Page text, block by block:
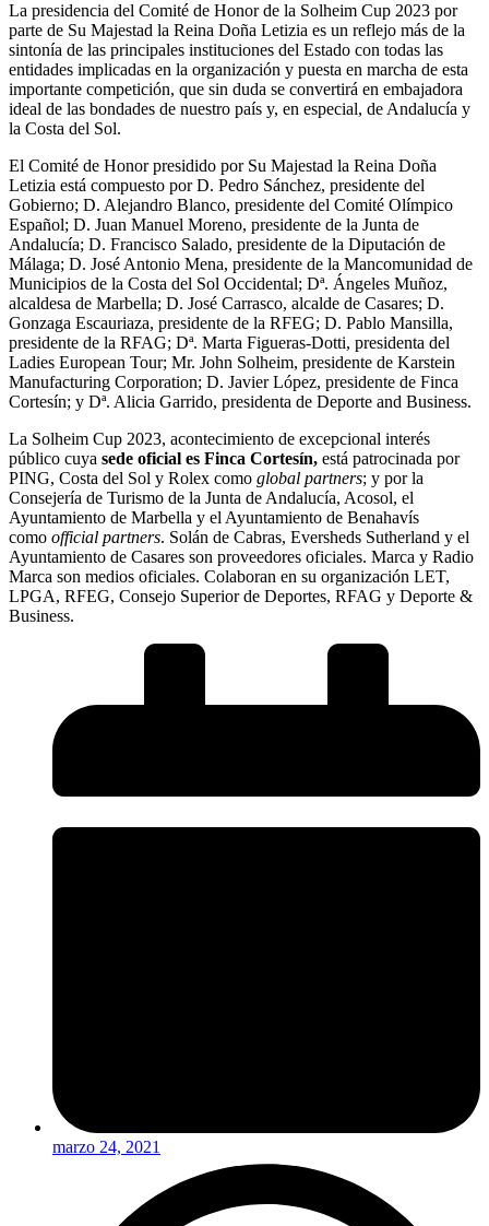
La presidencia del Comité de Honor de la Solheim Cup 2023 por
parte de Su Majestad la Reina Doña Letizia es un reflejo más de la
sintonía de las principales instituciones del Estado con todas las
entidades implicadas en la organización y puesta en marcha de esta
importante competición, que sin duda se convertirá en embajadora
ideal de las bondades de nuestro país y, en especial, de Andalucía y
la Costa del Sol.
El Comité de Honor presidido por Su Majestad la Reina Doña
Letizia está compuesto por D. Pedro Sánchez, presidente del
Gobierno; D. Alejandro Blanco, presidente del Comité Olímpico
Español; D. Juan Manuel Moreno, presidente de la Junta de
Andalucía; D. Francisco Salado, presidente de la Diputación de
Málaga; D. José Antonio Mena, presidente de la Mancomunidad de
Municipios de la Costa del Sol Occidental; Dª. Ángeles Muñoz,
alcaldesa de Marbella; D. José Carrasco, alcalde de Casares; D.
Gonzaga Escauriaza, presidente de la RFEG; D. Pablo Mansilla,
presidente de la RFAG; Dª. Marta Figueras-Dotti, presidenta del
Ladies European Tour; Mr. John Solheim, presidente de Karstein
Manufacturing Corporation; D. Javier López, presidente de Finca
Cortesín; y Dª. Alicia Garrido, presidenta de Deporte and Business.
La Solheim Cup 2023, acontecimiento de excepcional interés
público cuya sede oficial es Finca Cortesín, está patrocinada por
PING, Costa del Sol y Rolex como global partners; y por la
Consejería de Turismo de la Junta de Andalucía, Acosol, el
Ayuntamiento de Marbella y el Ayuntamiento de Benahavís
como official partners. Solán de Cabras, Eversheds Sutherland y el
Ayuntamiento de Casares son proveedores oficiales. Marca y Radio
Marca son medios oficiales. Colaboran en su organización LET,
LPGA, RFEG, Consejo Superior de Deportes, RFAG y Deporte &
Business.
marzo 24, 2021